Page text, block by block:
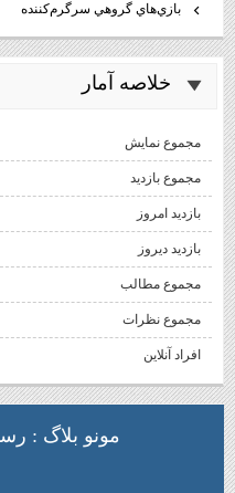
بازي‌هاي گروهي سرگرم‌كننده
خلاصه آمار
مجموع نمایش‌
مجموع بازدید
بازدید امروز
بازدید دیروز
مجموع مطالب
مجموع نظرات
افراد آنلاین
مونو بلاگ :